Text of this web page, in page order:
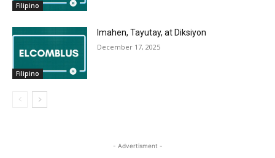
Filipino
Filipino
Imahen, Tayutay, at Diksiyon
December 17, 2025
- Advertisment -